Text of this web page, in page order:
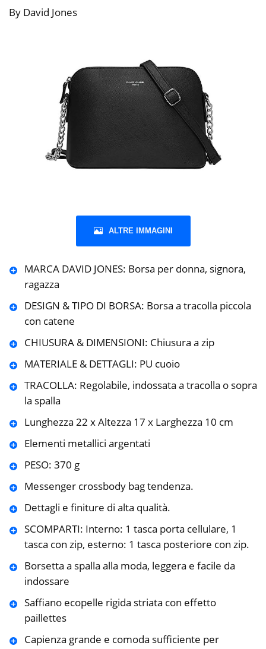
By David Jones
ALTRE IMMAGINI
MARCA DAVID JONES: Borsa per donna, signora,
ragazza
DESIGN & TIPO DI BORSA: Borsa a tracolla piccola
con catene
CHIUSURA & DIMENSIONI: Chiusura a zip
MATERIALE & DETTAGLI: PU cuoio
TRACOLLA: Regolabile, indossata a tracolla o sopra
la spalla
Lunghezza 22 x Altezza 17 x Larghezza 10 cm
Elementi metallici argentati
PESO: 370 g
Messenger crossbody bag tendenza.
Dettagli e finiture di alta qualità.
SCOMPARTI: Interno: 1 tasca porta cellulare, 1
tasca con zip, esterno: 1 tasca posteriore con zip.
Borsetta a spalla alla moda, leggera e facile da
indossare
Saffiano ecopelle rigida striata con effetto
paillettes
Capienza grande e comoda sufficiente per